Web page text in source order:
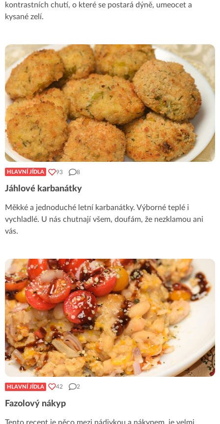
kontrastních chutí, o které se postará dýně, umeocet a
kysané zelí.
HLAVNÍ JÍDLA 93 8
Jáhlové karbanátky
Měkké a jednoduché letní karbanátky. Výborné teplé i
vychladlé. U nás chutnají všem, doufám, že nezklamou ani
vás.
HLAVNÍ JÍDLA 42 2
Fazolový nákyp